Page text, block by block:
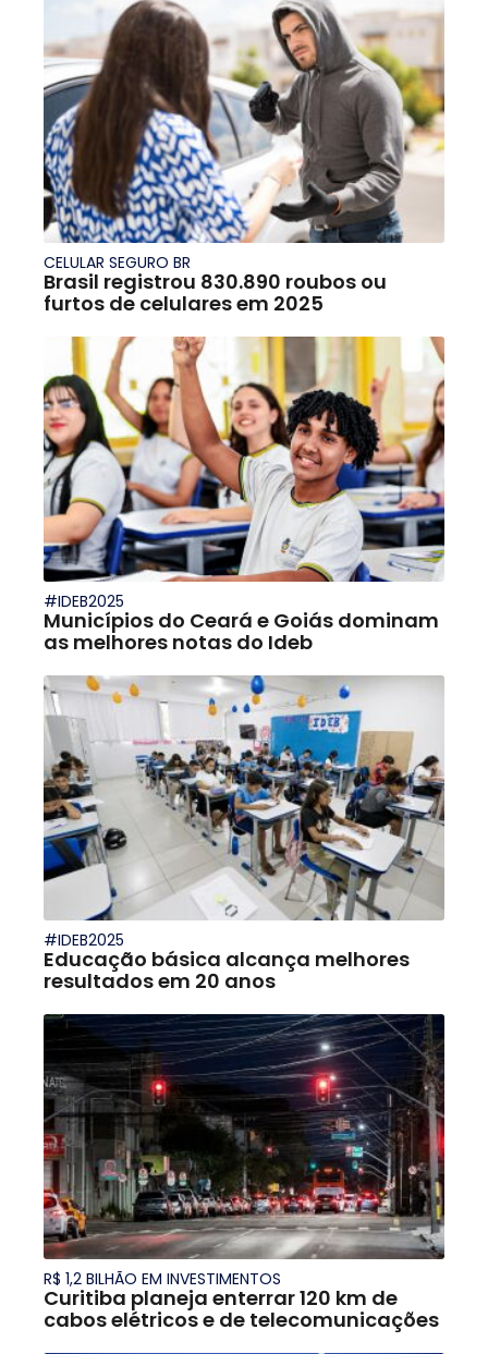
CELULAR SEGURO BR
Brasil registrou 830.890 roubos ou
furtos de celulares em 2025
#IDEB2025
Municípios do Ceará e Goiás dominam
as melhores notas do Ideb
#IDEB2025
Educação básica alcança melhores
resultados em 20 anos
R$ 1,2 BILHÃO EM INVESTIMENTOS
Curitiba planeja enterrar 120 km de
cabos elétricos e de telecomunicações